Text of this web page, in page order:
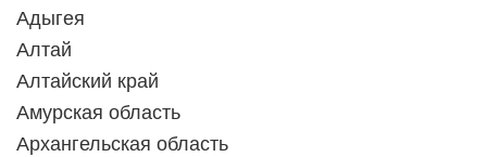
Адыгея
Алтай
Алтайский край
Амурская область
Архангельская область